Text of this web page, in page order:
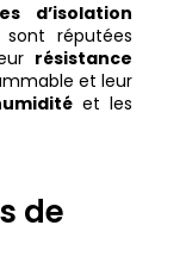
d’isolation
réputées
résistance
et leur
et les
de